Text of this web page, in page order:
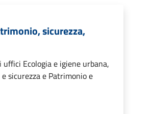
sicurezza,
uffici Ecologia e igiene urbana,
sicurezza e Patrimonio e